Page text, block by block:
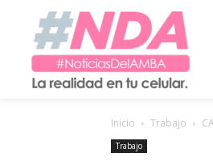
Inicio Trabajo
Trabajo